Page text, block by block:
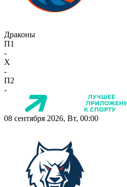
Драконы
П1
-
X
-
П2
-
08 сентября 2026, Вт, 00:00